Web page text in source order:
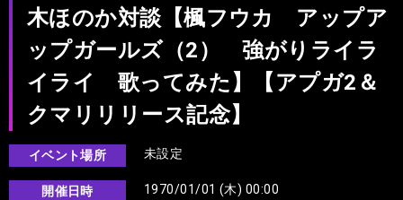
木ほのか対談【楓フウカ アップア
ップガールズ（2） 強がりライラ
イライ 歌ってみた】【アプガ2＆
クマリリリース記念】
イベント場所 未設定
開催日時 1970/01/01 (木) 00:00